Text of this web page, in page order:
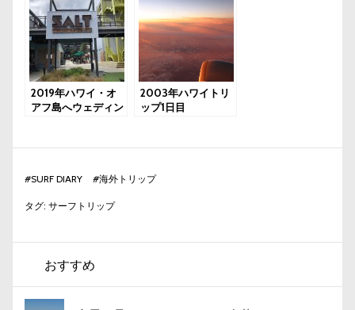
サーフィン～結婚式
～ケワローズでサー
フィン
で2ラウンドサーフ
ィン
2019年ハワイ・オ
アフ島へウェディン
らワイキキバニアン
2003年ハワイトリ
ップ1日目
#SURF DIARY #海外トリップ
タグ: サーフトリップ
おすすめ